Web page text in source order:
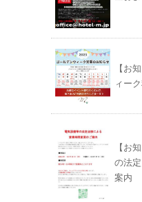
【お
ィー
【お
の法
案内